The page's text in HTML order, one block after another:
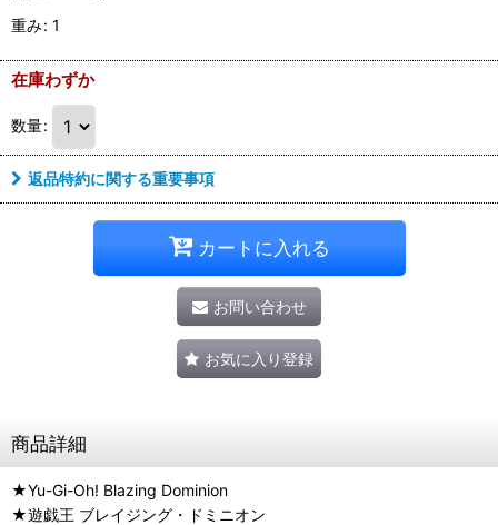
重み: 1
在庫わずか
数量:
返品特約に関する重要事項
カートに入れる
お問い合わせ
お気に入り登録
商品詳細
★Yu-Gi-Oh! Blazing Dominion
★遊戯王 ブレイジング・ドミニオン